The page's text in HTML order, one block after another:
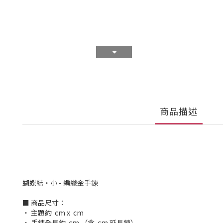
商品描述
蝴蝶結・小 - 編織金手鍊
■ 商品尺寸：
‧ 主題約 cm x cm